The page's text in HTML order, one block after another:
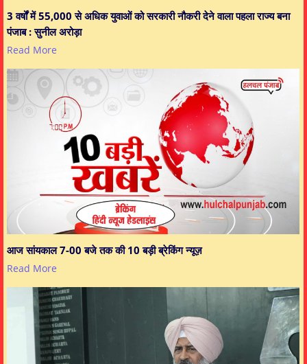
3 वर्षों में 55,000 से अधिक युवाओं को सरकारी नौकरी देने वाला पहला राज्य बना
पंजाब : सुनील अरोड़ा
Read More
आज सांयकाल 7-00 बजे तक की 10 बड़ी ब्रेकिंग न्यूज़
Read More